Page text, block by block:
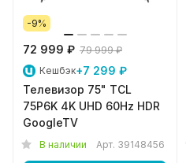
-9%
72 999 ₽ 79 999 ₽
Кешбэк+7 299 ₽
Телевизор 75" TCL
75P6K 4K UHD 60Hz HDR
GoogleTV
В наличии Арт. 39148456